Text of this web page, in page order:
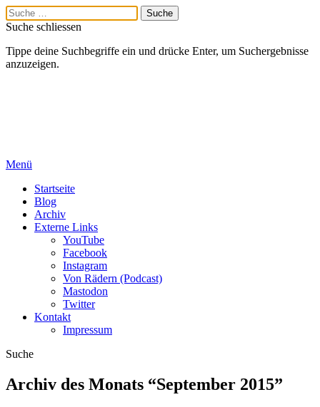
Suche schliessen
Tippe deine Suchbegriffe ein und drücke Enter, um Suchergebnisse
anzuzeigen.
Menü
Startseite
Blog
Archiv
Externe Links
YouTube
Facebook
Instagram
Von Rädern (Podcast)
Mastodon
Twitter
Kontakt
Impressum
Suche
Archiv des Monats “September 2015”